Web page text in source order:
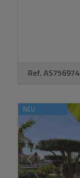
Ref. AS756974
NEU